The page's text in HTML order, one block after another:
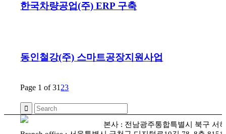
한국차량공업(주) ERP 구축
동인철강(주) 스마트공장지원사업
Page 1 of 31 23
본사 : 전남광주통합특별시 북구 서